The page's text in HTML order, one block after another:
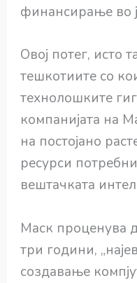
финансирање во
Овој потег, исто
тешкотиите со
технолошките
компанијата на
на постојано
ресурси
вештачката
Маск проценува
три години,
создавање